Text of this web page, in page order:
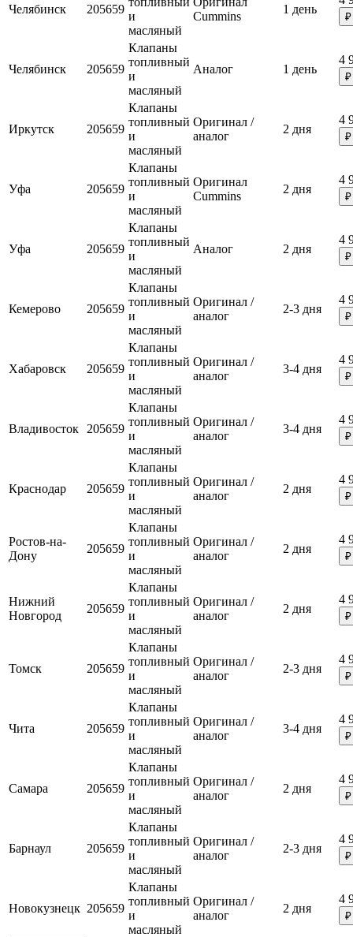
Челябинск 205659
и
масляный
Cummins
1 день
₽
Челябинск 205659
Клапаны
топливный
и
масляный
Аналог 1 день
4
₽
Иркутск 205659
Клапаны
топливный
и
масляный
Оригинал /
аналог
2 дня
4
₽
Уфа 205659
Клапаны
топливный
и
масляный
Оригинал
Cummins
2 дня
4
₽
Уфа 205659
Клапаны
топливный
и
масляный
Аналог 2 дня
4
₽
Кемерово 205659
Клапаны
топливный
и
масляный
Оригинал /
аналог
2-3 дня
4
₽
Хабаровск 205659
Клапаны
топливный
и
масляный
Оригинал /
аналог
3-4 дня
4
₽
Владивосток 205659
Клапаны
топливный
и
масляный
Оригинал /
аналог
3-4 дня
4
₽
Краснодар 205659
Клапаны
топливный
и
масляный
Оригинал /
аналог
2 дня
4
₽
Ростов-на-
Дону
205659
Клапаны
топливный
и
масляный
Оригинал /
аналог
2 дня
4
₽
Нижний
Новгород
205659
Клапаны
топливный
и
масляный
Оригинал /
аналог
2 дня
4
₽
Томск 205659
Клапаны
топливный
и
масляный
Оригинал /
аналог
2-3 дня
4
₽
Чита 205659
Клапаны
топливный
и
масляный
Оригинал /
аналог
3-4 дня
4
₽
Самара 205659
Клапаны
топливный
и
масляный
Оригинал /
аналог
2 дня
4
₽
Барнаул 205659
Клапаны
топливный
и
масляный
Оригинал /
аналог
2-3 дня
4
₽
Новокузнецк 205659
Клапаны
топливный
и
масляный
Оригинал /
аналог
2 дня
4
₽